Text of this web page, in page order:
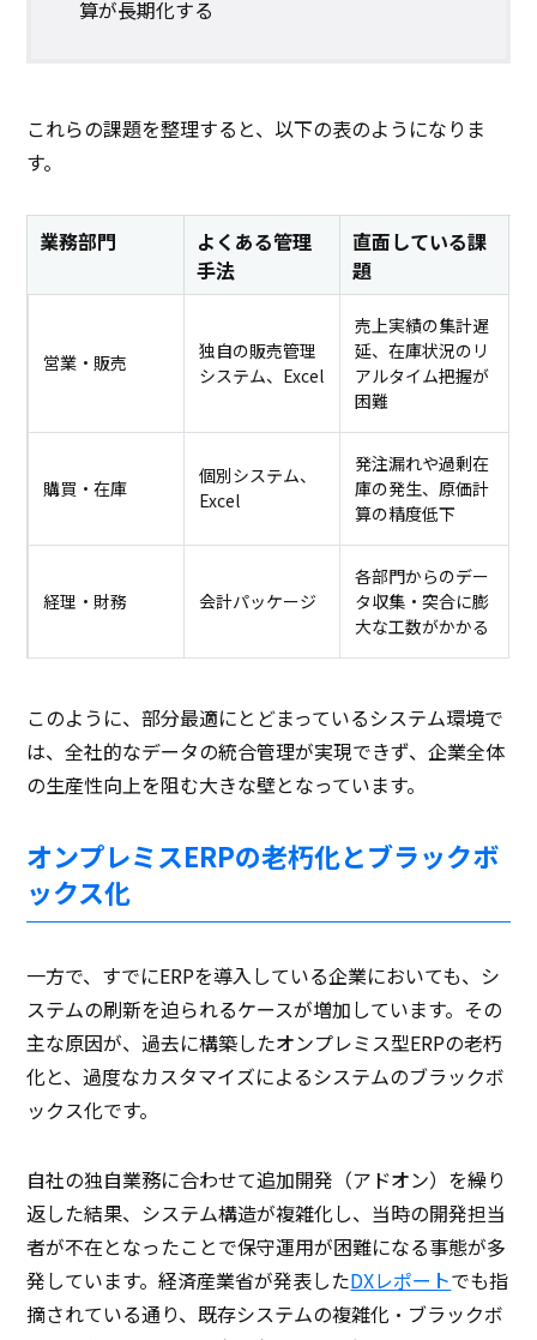
算が長期化する
これらの課題を整理すると、以下の表のようになりま
す。
業務部門
よくある管理
手法
直面している課
題
営業・販売
独自の販売管理
システム、Excel
売上実績の集計遅
延、在庫状況のリ
アルタイム把握が
困難
購買・在庫
個別システム、
Excel
発注漏れや過剰在
庫の発生、原価計
算の精度低下
経理・財務 会計パッケージ
各部門からのデー
タ収集・突合に膨
大な工数がかかる
このように、部分最適にとどまっているシステム環境で
は、全社的なデータの統合管理が実現できず、企業全体
の生産性向上を阻む大きな壁となっています。
オンプレミスERPの老朽化とブラックボ
ックス化
一方で、すでにERPを導入している企業においても、シ
ステムの刷新を迫られるケースが増加しています。その
主な原因が、過去に構築したオンプレミス型ERPの老朽
化と、過度なカスタマイズによるシステムのブラックボ
ックス化です。
自社の独自業務に合わせて追加開発（アドオン）を繰り
返した結果、システム構造が複雑化し、当時の開発担当
者が不在となったことで保守運用が困難になる事態が多
発しています。経済産業省が発表したDXレポートでも指
摘されている通り、既存システムの複雑化・ブラックボ